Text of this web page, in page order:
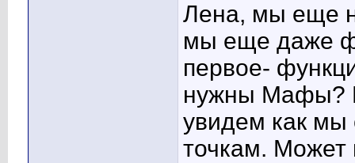
Лена, мы еще
мы еще даже
первое-
нужны Мафы?
увидем как
точкам. Может